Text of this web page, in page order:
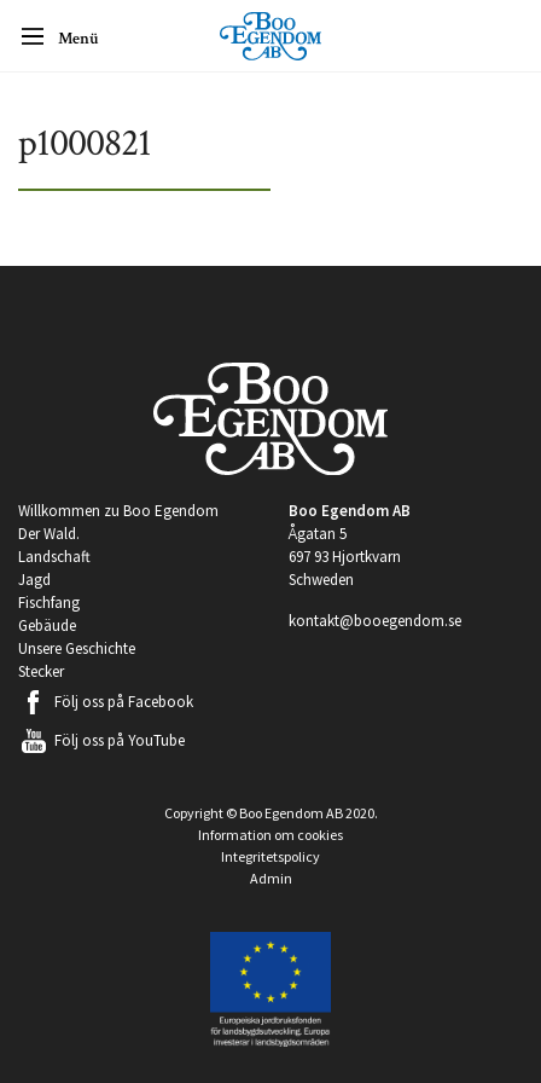
Menü
p1000821
Willkommen zu Boo Egendom
Der Wald.
Landschaft
Jagd
Fischfang
Gebäude
Unsere Geschichte
Stecker
Boo Egendom AB
Ågatan 5
697 93 Hjortkvarn
Schweden
kontakt@booegendom.se
Följ oss på Facebook
Följ oss på YouTube
Copyright © Boo Egendom AB 2020.
Information om cookies
Integritetspolicy
Admin